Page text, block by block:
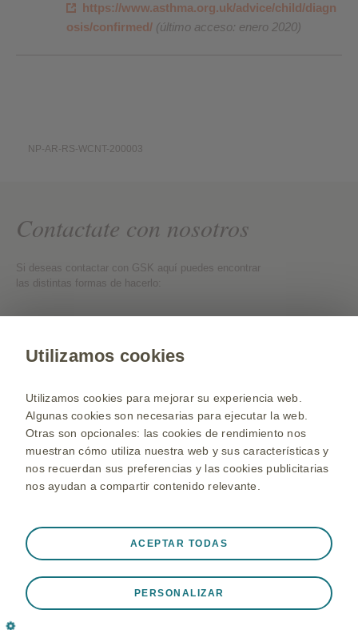
https://www.asthma.org.uk/advice/child/diagn
osis/confirmed/ (último acceso: enero 2020)
NP-AR-RS-WCNT-200003
Contactate con nosotros
Si deseas contactar con GSK aquí puedes encontrar
las distintas formas de hacerlo:
Selecciona un país
Mapa de la web
Términos y Condiciones de uso
Política de privacidad
©2020 grupo de compañías GSK o licenciante.
Información dirigida a pacientes, familiares y público general.
consulta, tratamiento o diagnóstico de su médico ni la visita periódica
al mismo.
Utilizamos cookies
Utilizamos cookies para mejorar su experiencia web.
Algunas cookies son necesarias para ejecutar la web.
Otras son opcionales: las cookies de rendimiento nos
muestran cómo utiliza nuestra web y sus características y
nos recuerdan sus preferencias y las cookies publicitarias
nos ayudan a compartir contenido relevante.
Cookies Estrictamente necesarias
❮
Son necesarias para que el sitio web funcione
adecuadamente, como puede ser para almacenar datos
PERSONALIZAR
ACEPTAR TODAS